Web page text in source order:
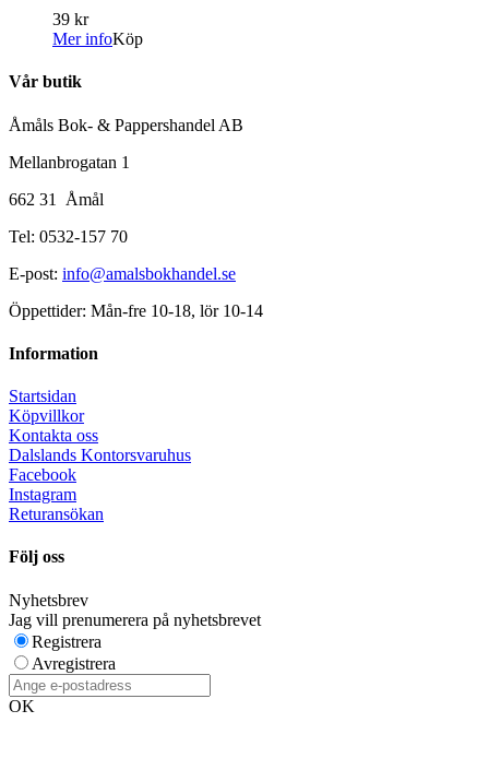
39 kr
Mer infoKöp
Vår butik
Åmåls Bok- & Pappershandel AB
Mellanbrogatan 1
662 31 Åmål
Tel: 0532-157 70
E-post: info@amalsbokhandel.se
Öppettider: Mån-fre 10-18, lör 10-14
Information
Startsidan
Köpvillkor
Kontakta oss
Dalslands Kontorsvaruhus
Facebook
Instagram
Returansökan
Följ oss
Nyhetsbrev
Jag vill prenumerera på nyhetsbrevet
Registrera
Avregistrera
OK